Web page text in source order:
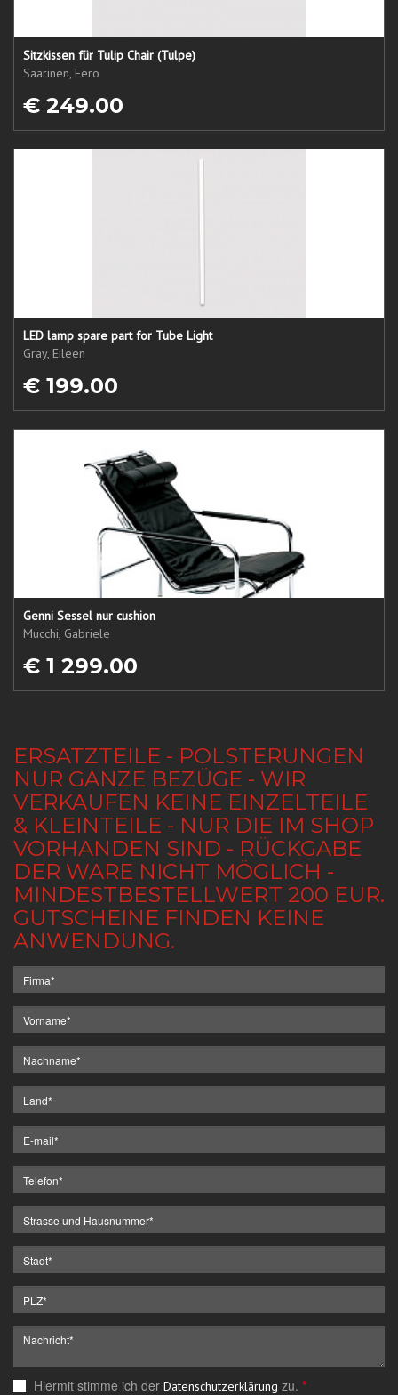
Sitzkissen für Tulip Chair (Tulpe)
Saarinen, Eero
€ 249.00
LED lamp spare part for Tube Light
Gray, Eileen
€ 199.00
Genni Sessel nur cushion
Mucchi, Gabriele
€ 1 299.00
ERSATZTEILE - POLSTERUNGEN
NUR GANZE BEZÜGE - WIR
VERKAUFEN KEINE EINZELTEILE
& KLEINTEILE - NUR DIE IM SHOP
VORHANDEN SIND - RÜCKGABE
DER WARE NICHT MÖGLICH -
MINDESTBESTELLWERT 200 EUR.
GUTSCHEINE FINDEN KEINE
ANWENDUNG.
Hiermit stimme ich der Datenschutzerklärung zu. *